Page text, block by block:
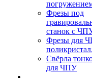
Фрезы под
станок с
Фрезы для
Свёрла
для ЧПУ